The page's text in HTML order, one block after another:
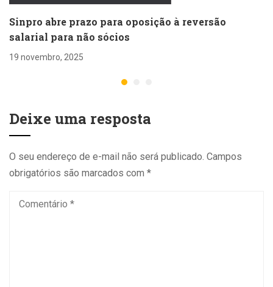
Sinpro abre prazo para oposição à reversão
salarial para não sócios
19 novembro, 2025
Deixe uma resposta
O seu endereço de e-mail não será publicado. Campos
obrigatórios são marcados com *